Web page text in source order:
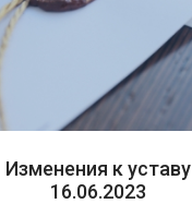
Изменения к уставу
16.06.2023